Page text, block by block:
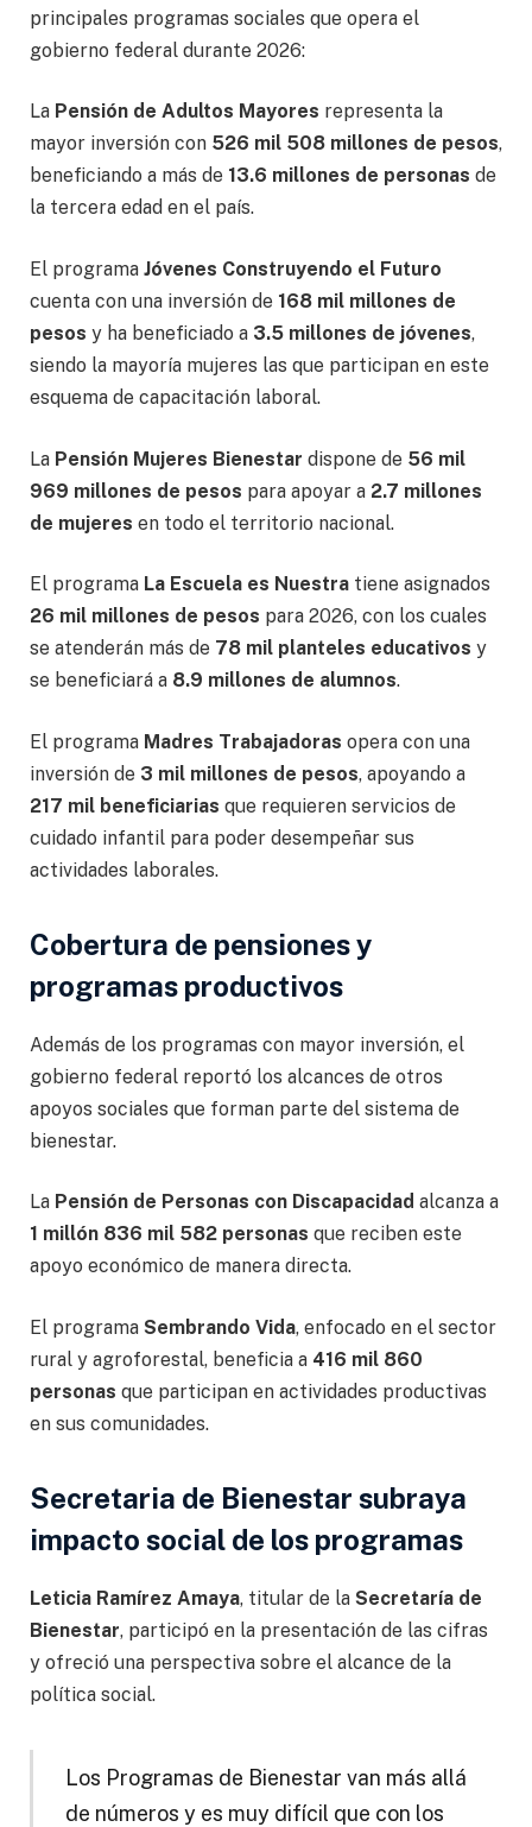
principales programas sociales que opera el
gobierno federal durante 2026:
La Pensión de Adultos Mayores representa la
mayor inversión con 526 mil 508 millones de pesos,
beneficiando a más de 13.6 millones de personas de
la tercera edad en el país.
El programa Jóvenes Construyendo el Futuro
cuenta con una inversión de 168 mil millones de
pesos y ha beneficiado a 3.5 millones de jóvenes,
siendo la mayoría mujeres las que participan en este
esquema de capacitación laboral.
La Pensión Mujeres Bienestar dispone de 56 mil
969 millones de pesos para apoyar a 2.7 millones
de mujeres en todo el territorio nacional.
El programa La Escuela es Nuestra tiene asignados
26 mil millones de pesos para 2026, con los cuales
se atenderán más de 78 mil planteles educativos y
se beneficiará a 8.9 millones de alumnos.
El programa Madres Trabajadoras opera con una
inversión de 3 mil millones de pesos, apoyando a
217 mil beneficiarias que requieren servicios de
cuidado infantil para poder desempeñar sus
actividades laborales.
Cobertura de pensiones y
programas productivos
Además de los programas con mayor inversión, el
gobierno federal reportó los alcances de otros
apoyos sociales que forman parte del sistema de
bienestar.
La Pensión de Personas con Discapacidad alcanza a
1 millón 836 mil 582 personas que reciben este
apoyo económico de manera directa.
El programa Sembrando Vida, enfocado en el sector
rural y agroforestal, beneficia a 416 mil 860
personas que participan en actividades productivas
en sus comunidades.
Secretaria de Bienestar subraya
impacto social de los programas
Leticia Ramírez Amaya, titular de la Secretaría de
Bienestar, participó en la presentación de las cifras
y ofreció una perspectiva sobre el alcance de la
política social.
Los Programas de Bienestar van más allá
de números y es muy difícil que con los